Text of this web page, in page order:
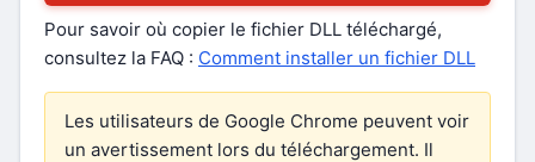
Pour savoir où copier le fichier DLL téléchargé,
consultez la FAQ : Comment installer un fichier DLL
Les utilisateurs de Google Chrome peuvent voir
un avertissement lors du téléchargement. Il